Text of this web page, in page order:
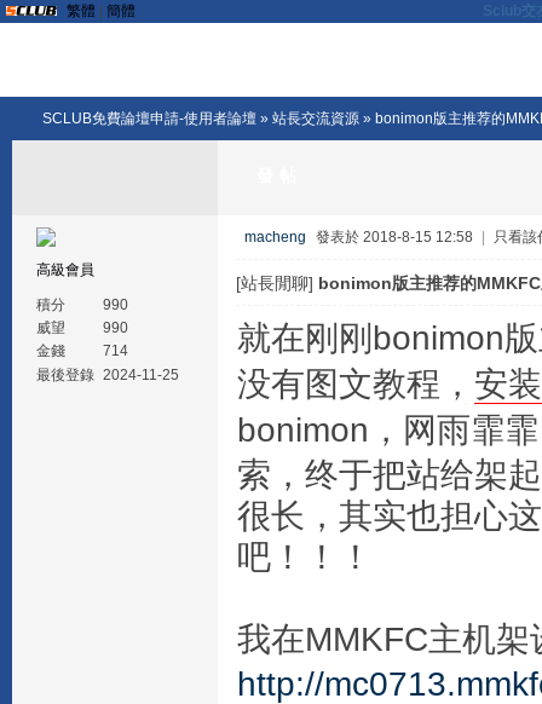
繁體 簡體 Sclub交
SCLUB免費論壇申請-使用者論壇» 站長交流資源» bonimon版主推荐的
高級會員
積分
990
威望
990
金錢
714
最後登錄 2024-11-25
macheng 發表於 2018-8-15 12:58 只看該
[站長閒聊] bonimon版主推荐的
就在刚刚bonimon
没有图文教程， 安装
bonimon，网雨霏
索，终于把站给架
很长，其实也担心
吧！！！
我在MMKFC主机架
http://